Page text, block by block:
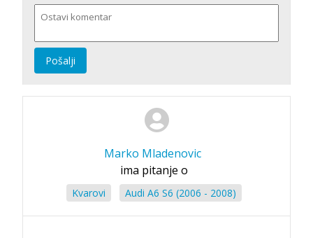
Pošalji
Marko Mladenovic
ima pitanje o
Kvarovi Audi A6 S6 (2006 - 2008)